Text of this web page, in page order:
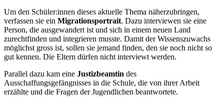
Um den Schüler:innen dieses aktuelle Thema näherzubringen,
verfassen sie ein Migrationsportrait. Dazu interviewen sie eine
Person, die ausgewandert ist und sich in einem neuen Land
zurechtfinden und integrieren musste. Damit der Wissenszuwachs
möglichst gross ist, sollen sie jemand finden, den sie noch nicht so
gut kennen. Die Eltern dürfen nicht interviewt werden.
Parallel dazu kam eine Justizbeamtin des
Ausschaffungsgefängnisses in die Schule, die von ihrer Arbeit
erzählte und die Fragen der Jugendlichen beantwortete.